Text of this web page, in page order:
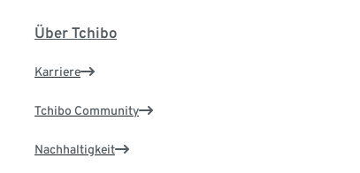
Über Tchibo
Karriere
Tchibo Community
Nachhaltigkeit